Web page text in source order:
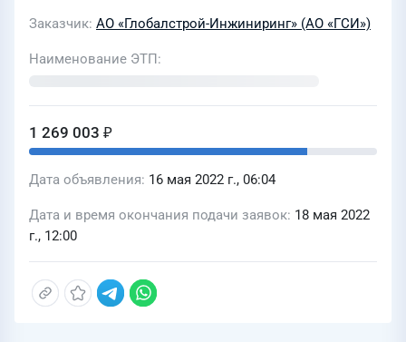
Заказчик АО «Глобалстрой-Инжиниринг» (АО «ГСИ»)
Наименование ЭТП
1 269 003 ₽
Дата объявления 16 мая 2022 г., 06:04
Дата и время окончания подачи заявок 18 мая 2022
г., 12:00